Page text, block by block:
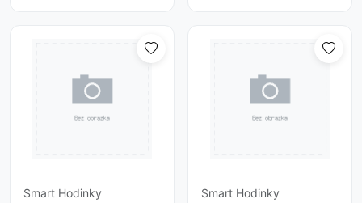
Smart Hodinky
Smart Hodinky